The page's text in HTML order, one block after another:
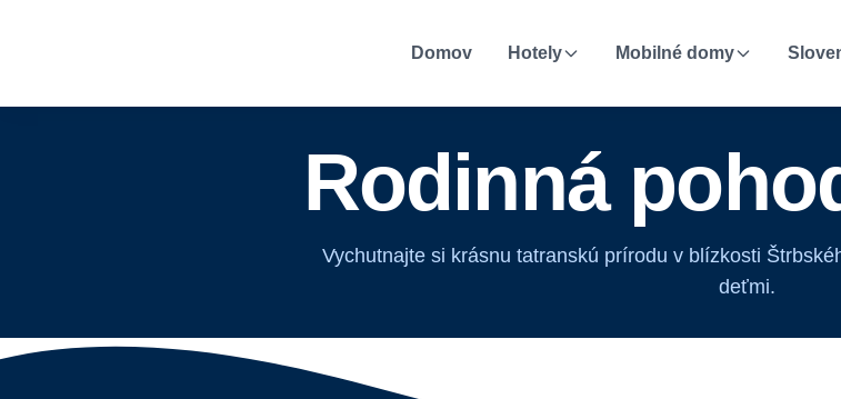
Domov Hotely Mobilné domy
Rodinná
Vychutnajte si krásnu tatranskú prírodu v blízkosti
deťmi.